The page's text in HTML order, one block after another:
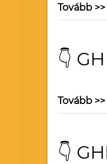
Tovább >>
👇
Tovább >>
👇